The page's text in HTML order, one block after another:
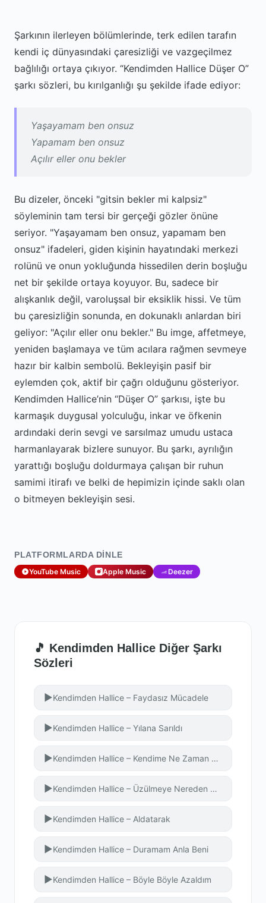
Şarkının ilerleyen bölümlerinde, terk edilen tarafın
kendi iç dünyasındaki çaresizliği ve vazgeçilmez
bağlılığı ortaya çıkıyor. “Kendimden Hallice Düşer O”
şarkı sözleri, bu kırılganlığı şu şekilde ifade ediyor:
Yaşayamam ben onsuz
Yapamam ben onsuz
Açılır eller onu bekler
Bu dizeler, önceki "gitsin bekler mi kalpsiz"
söyleminin tam tersi bir gerçeği gözler önüne
seriyor. "Yaşayamam ben onsuz, yapamam ben
onsuz" ifadeleri, giden kişinin hayatındaki merkezi
rolünü ve onun yokluğunda hissedilen derin boşluğu
net bir şekilde ortaya koyuyor. Bu, sadece bir
alışkanlık değil, varoluşsal bir eksiklik hissi. Ve tüm
bu çaresizliğin sonunda, en dokunaklı anlardan biri
geliyor: "Açılır eller onu bekler." Bu imge, affetmeye,
yeniden başlamaya ve tüm acılara rağmen sevmeye
hazır bir kalbin sembolü. Bekleyişin pasif bir
eylemden çok, aktif bir çağrı olduğunu gösteriyor.
Kendimden Hallice’nin “Düşer O” şarkısı, işte bu
karmaşık duygusal yolculuğu, inkar ve öfkenin
ardındaki derin sevgi ve sarsılmaz umudu ustaca
harmanlayarak bizlere sunuyor. Bu şarkı, ayrılığın
yarattığı boşluğu doldurmaya çalışan bir ruhun
samimi itirafı ve belki de hepimizin içinde saklı olan
o bitmeyen bekleyişin sesi.
PLATFORMLARDA DINLE
YouTube Music Apple Music Deezer
🎵 Kendimden Hallice Diğer Şarkı
Sözleri
▶Kendimden Hallice – Faydasız Mücadele
▶Kendimden Hallice – Yılana Sarıldı
▶ Kendimden Hallice – Kendime Ne Zaman Gelcem?
▶ Kendimden Hallice – Üzülmeye Nereden Başlasak?
▶Kendimden Hallice – Aldatarak
▶Kendimden Hallice – Duramam Anla Beni
▶Kendimden Hallice – Böyle Böyle Azaldım